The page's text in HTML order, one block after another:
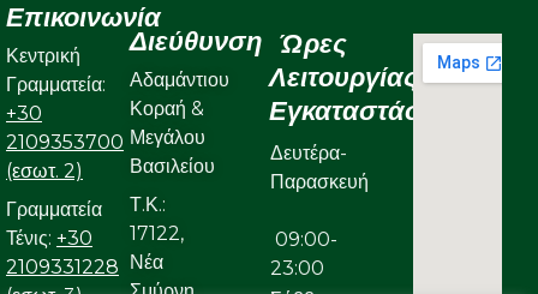
Επικοινωνία
Κεντρική
Γραμματεία:
+30
2109353700
(εσωτ. 2)
Γραμματεία
Τένις: +30
2109331228
Διεύθυνση
Αδαμάντιου
Κοραή &
Μεγάλου
Βασιλείου
Τ.Κ.:
17122,
Νέα
Ώρες
Λειτουργίας
Εγκαταστάσεων
Δευτέρα-
Παρασκευή
09:00-
23:00